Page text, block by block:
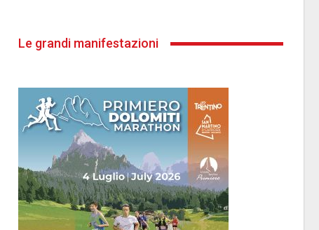
Le grandi manifestazioni